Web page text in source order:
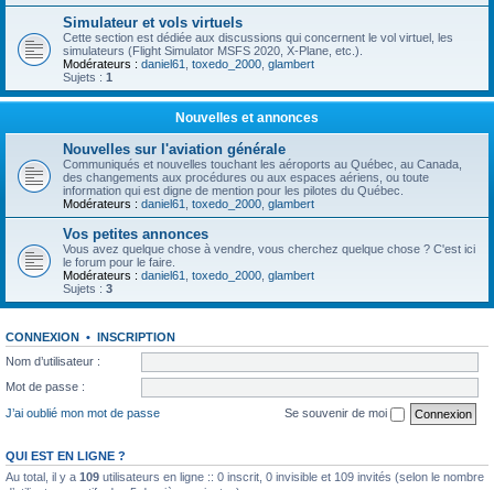
Simulateur et vols virtuels
Cette section est dédiée aux discussions qui concernent le vol virtuel, les
simulateurs (Flight Simulator MSFS 2020, X-Plane, etc.).
Modérateurs : daniel61 toxedo_2000 glambert
Sujets : 1
Nouvelles et annonces
Nouvelles sur l'aviation générale
Communiqués et nouvelles touchant les aéroports au Québec, au Canada,
des changements aux procédures ou aux espaces aériens, ou toute
information qui est digne de mention pour les pilotes du Québec.
Modérateurs : daniel61 toxedo_2000 glambert
Vos petites annonces
Vous avez quelque chose à vendre, vous cherchez quelque chose ? C'est ici
le forum pour le faire.
Modérateurs : daniel61 toxedo_2000 glambert
Sujets : 3
CONNEXION • INSCRIPTION
Nom d’utilisateur :
Mot de passe :
J’ai oublié mon mot de passe
Se souvenir de moi
QUI EST EN LIGNE ?
Au total, il y a 109 utilisateurs en ligne :: 0 inscrit, 0 invisible et 109 invités (selon le nombre